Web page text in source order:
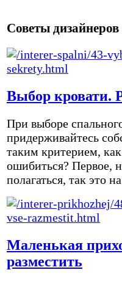
Советы дизайнеров
Выбор кровати.
При выборе
придерживайтесь
таким критерием,
ошибиться? Первое,
полагаться, так это
Маленькая
разместить